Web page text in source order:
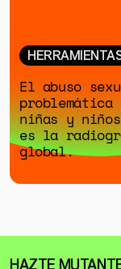
El abuso
problemática
niñas y
es la
global.